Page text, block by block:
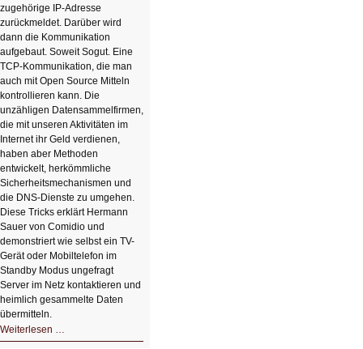
zugehörige IP-Adresse
zurückmeldet. Darüber wird
dann die Kommunikation
aufgebaut. Soweit Sogut. Eine
TCP-Kommunikation, die man
auch mit Open Source Mitteln
kontrollieren kann. Die
unzähligen Datensammelfirmen,
die mit unseren Aktivitäten im
Internet ihr Geld verdienen,
haben aber Methoden
entwickelt, herkömmliche
Sicherheitsmechanismen und
die DNS-Dienste zu umgehen.
Diese Tricks erklärt Hermann
Sauer von Comidio und
demonstriert wie selbst ein TV-
Gerät oder Mobiltelefon im
Standby Modus ungefragt
Server im Netz kontaktieren und
heimlich gesammelte Daten
übermitteln.
Weiterlesen …
DNS